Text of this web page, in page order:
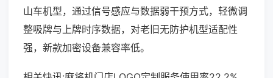
山车机型，通过信号感应与数据弱干预方式，轻微调
整吸牌与上牌时序数据，对老旧无防护机型适配性
强，新款加密设备兼容率低。